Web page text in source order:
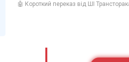
🤖 Короткий переказ від ШІ